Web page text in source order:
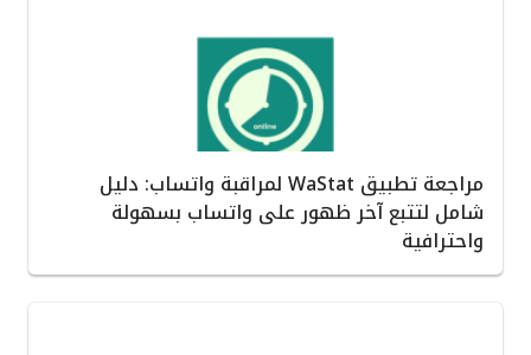
مراجعة تطبيق WaStat لمراقبة واتساب: دليل
شامل لتتبع آخر ظهور على واتساب بسهولة
واحترافية